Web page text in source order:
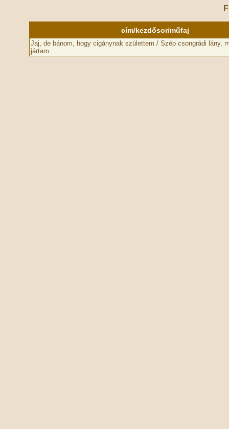
cím/kezdősor/műfaj
Jaj, de bánom, hogy cigánynak születtem / Szép csongrádi lány,
jártam